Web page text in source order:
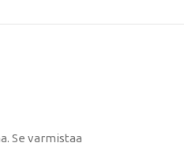
Se varmistaa